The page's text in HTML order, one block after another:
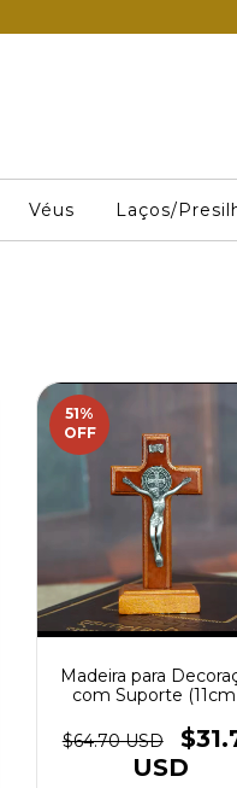
Véus Laços/
51%
OFF
Madeira para
com Suporte
$64.70 USD
USD